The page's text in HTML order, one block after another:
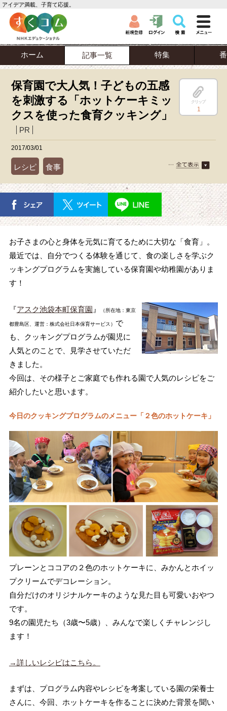
アイデア満載、子育て応援。
ホーム 記事一覧 特集
保育園で大人気！子どもの五感
を刺激する「ホットケーキミッ
クスを使った食育クッキング」
PR
クリップ
1
2017/03/01
レシピ 食事
お子さまの心と身体を元気に育てるために大切な「食育」。
最近では、自分でつくる体験を通じて、食の楽しさを学ぶク
ッキングプログラムを実施している保育園や幼稚園がありま
す！
『アスク池袋本町保育園 』 （所在地：東京
都豊島区、運営：株式会社日本保育サービス） で
も、クッキングプログラムが園児に
人気とのことで、見学させていただ
きました。
今回は、その様子とご家庭でも作れる園で人気のレシピをご
紹介したいと思います。
今日のクッキングプログラムのメニュー「２色のホットケーキ」
プレーンとココアの２色のホットケーキに、みかんとホイッ
プクリームでデコレーション。
自分だけのオリジナルケーキのような見た目も可愛いおやつ
です。
9名の園児たち（3歳〜5歳）、みんなで楽しくチャレンジし
ます！
→詳しいレシピはこちら。
まずは、プログラム内容やレシピを考案している園の栄養士
さんに、今回、ホットケーキを作ることに決めた背景を聞い